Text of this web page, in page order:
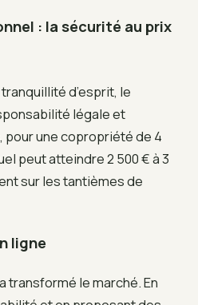
: la sécurité au prix
d’esprit, le
légale et
pour une copropriété de 4
peut atteindre 2 500 € à 3
sur les tantièmes de
ligne
transformé le marché. En